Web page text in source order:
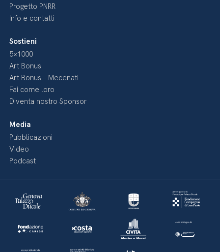
Progetto PNRR
Info e contatti
Sostieni
5×1000
Art Bonus
Art Bonus – Mecenati
Fai come loro
Diventa nostro Sponsor
Media
Pubblicazioni
Video
Podcast